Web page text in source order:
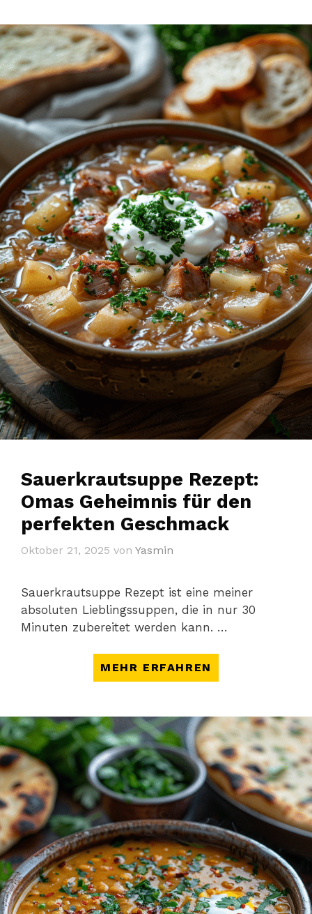
Sauerkrautsuppe Rezept:
Omas Geheimnis für den
perfekten Geschmack
Oktober 21, 2025 vonYasmin
Sauerkrautsuppe Rezept ist eine meiner
absoluten Lieblingssuppen, die in nur 30
Minuten zubereitet werden kann. …
MEHR ERFAHREN